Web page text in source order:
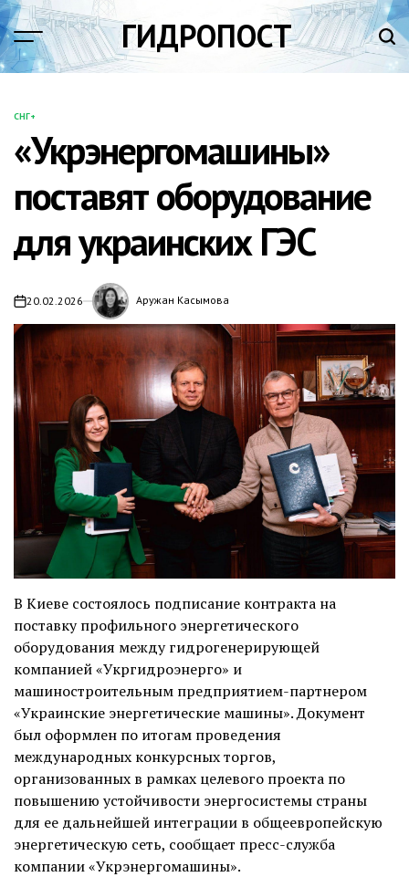
Перейти
к
содержимому
ГИДРОПОСТ
ОПУБЛИКОВАНО
СНГ+
«Укрэнергомашины»
поставят оборудование
для украинских ГЭС
20.02.2026 Аружан Касымова
В Киеве состоялось подписание контракта на
поставку профильного энергетического
оборудования между гидрогенерирующей
компанией «Укргидроэнерго» и
машиностроительным предприятием-партнером
«Украинские энергетические машины». Документ
был оформлен по итогам проведения
международных конкурсных торгов,
организованных в рамках целевого проекта по
повышению устойчивости энергосистемы страны
для ее дальнейшей интеграции в общеевропейскую
энергетическую сеть, сообщает пресс-служба
компании «Укрэнергомашины».